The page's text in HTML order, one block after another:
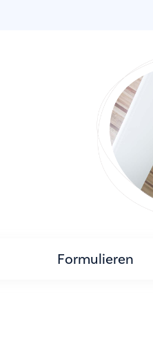
Formulieren